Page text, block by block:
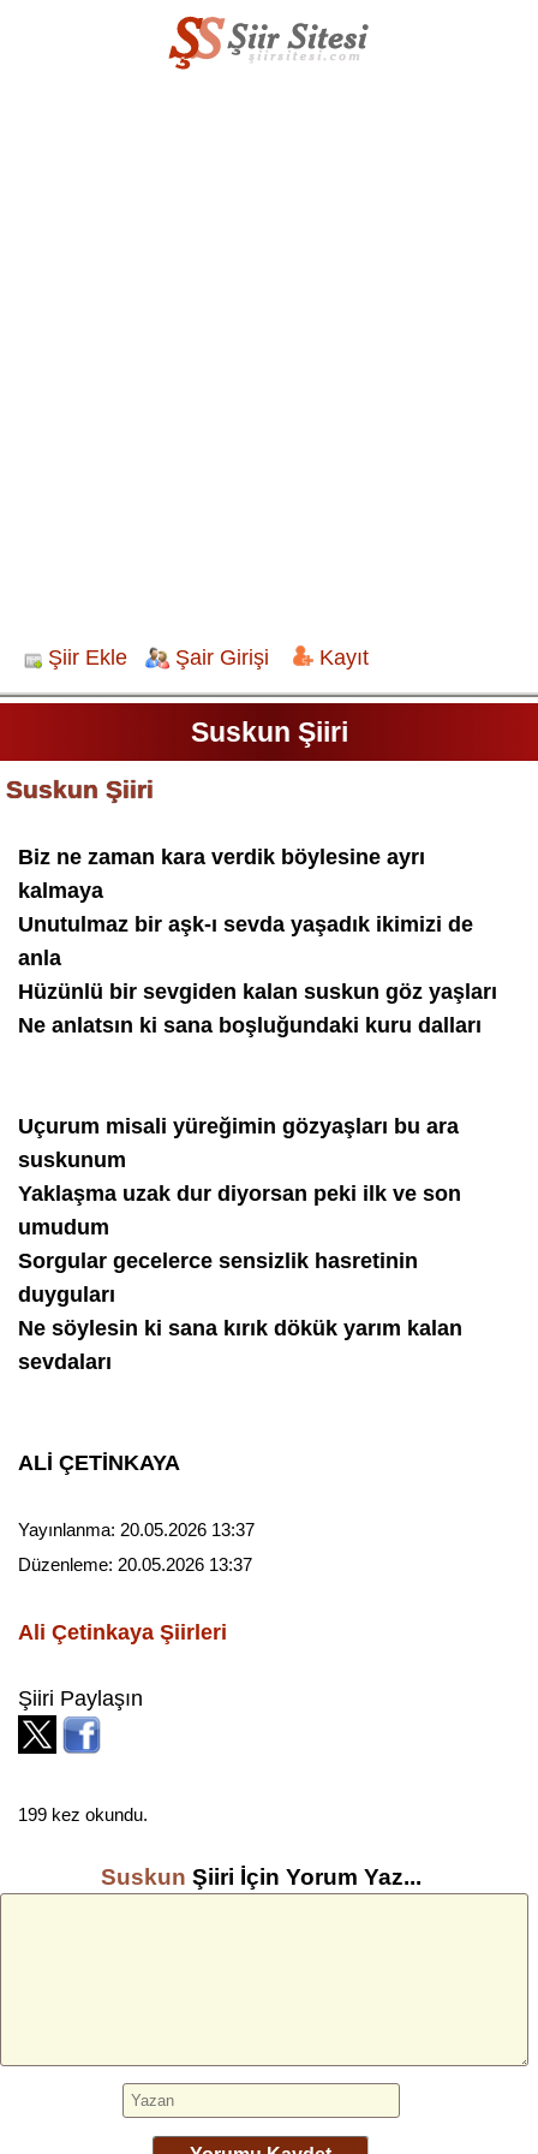
Şiir Ekle Şair Girişi Kayıt
Suskun Şiiri
Suskun Şiiri
Biz ne zaman kara verdik böylesine ayrı
kalmaya
Unutulmaz bir aşk-ı sevda yaşadık ikimizi de
anla
Hüzünlü bir sevgiden kalan suskun göz yaşları
Ne anlatsın ki sana boşluğundaki kuru dalları
Uçurum misali yüreğimin gözyaşları bu ara
suskunum
Yaklaşma uzak dur diyorsan peki ilk ve son
umudum
Sorgular gecelerce sensizlik hasretinin
duyguları
Ne söylesin ki sana kırık dökük yarım kalan
sevdaları
ALİ ÇETİNKAYA
Yayınlanma: 20.05.2026 13:37
Düzenleme: 20.05.2026 13:37
Ali Çetinkaya Şiirleri
Şiiri Paylaşın
199 kez okundu.
Suskun Şiiri İçin Yorum Yaz...